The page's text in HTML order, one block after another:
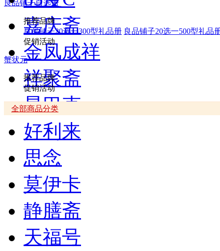
良品铺子自选册
推荐品牌
良品铺子20选一300型礼品册 良品铺子20选一500型礼品
促销活动
蟹状元
推荐品牌
促销活动
全部商品分类
嘉庆斋
金凤成祥
祥聚斋
星巴克
好利来
思念
莫伊卡
静膳斋
天福号